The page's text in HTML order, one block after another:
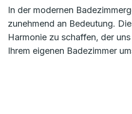
In der modernen
zunehmend an Bedeutung.
Harmonie zu schaffen, der
Ihrem eigenen Badezimmer